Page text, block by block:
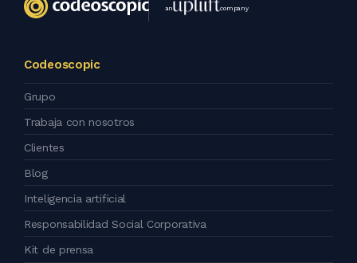
an company
Codeoscopic
Grupo
Trabaja con nosotros
Clientes
Blog
Inteligencia artificial
Responsabilidad Social Corporativa
Kit de prensa